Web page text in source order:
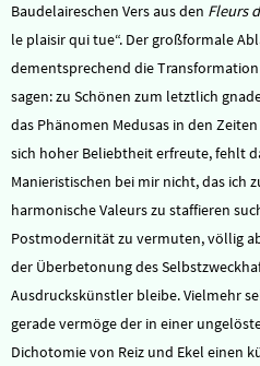
Baudelaireschen Vers aus den Fleurs
le plaisir qui tue“. Der großformale
dementsprechend die
sagen: zu Schönen zum letztlich
das Phänomen Medusas in den
sich hoher Beliebtheit erfreute, fehlt
Manieristischen bei mir nicht, das ich
harmonische Valeurs zu staffieren
Postmodernität zu vermuten, völlig
der Überbetonung des
Ausdruckskünstler bleibe. Vielmehr
gerade vermöge der in einer
Dichotomie von Reiz und Ekel einen